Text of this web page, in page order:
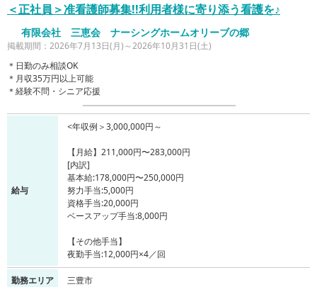
＜正社員＞准看護師募集!!利用者様に寄り添う看護を♪
有限会社 三恵会 ナーシングホームオリーブの郷
掲載期間：2026年7月13日(月)～2026年10月31日(土)
＊日勤のみ相談OK
＊月収35万円以上可能
＊経験不問・シニア応援
給与
<年収例＞3,000,000円～
【月給】211,000円〜283,000円
[内訳]
基本給:178,000円〜250,000円
努力手当:5,000円
資格手当:20,000円
ベースアップ手当:8,000円
【その他手当】
夜勤手当:12,000円×4／回
勤務エリア 三豊市